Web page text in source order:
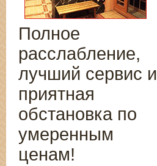
Полное
расслабление,
лучший сервис и
приятная
обстановка по
умеренным
ценам!